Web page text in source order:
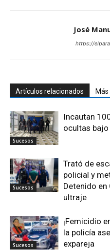
José
https://
Artículos relacionados
Sucesos
Incautan
ocultas
Sucesos
Trató de
policial y
Detenido
ultraje
Sucesos
¡Femicidio
la policía
expareja